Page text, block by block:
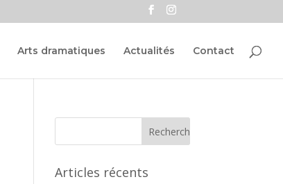
Arts dramatiques Actualités Contact
Articles récents